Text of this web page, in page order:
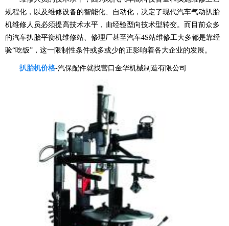
规程化，以及维修设备的智能化、自动化，决定了现代汽车气动扒胎
机维修人员必须提高技术水平，由经验型向技术型转变。而目前众多
的汽车扒胎平衡机维修站、修理厂甚至汽车4S站维修工大多都是靠经
验“吃饭”，这一限制性条件或多或少的正影响着各大企业的发展。
扒胎机价格-汽保配件就找营口金华机械制造有限公司